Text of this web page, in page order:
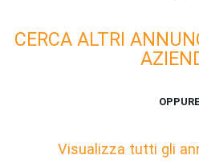
CERCA ALTRI
OPPURE
Visualizza tutti gli